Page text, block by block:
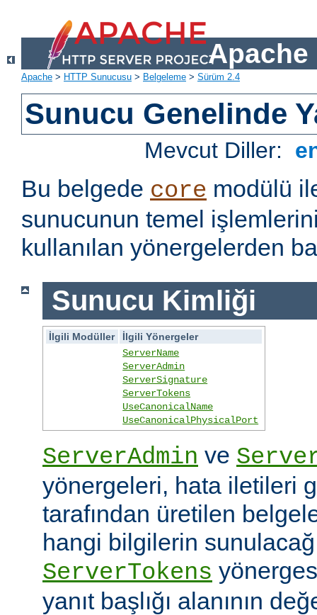
Apache
Apache > HTTP Sunucusu > Belgeleme > Sürüm 2.4
Sunucu Genelinde
Mevcut Diller:
Bu belgede core modülü
sunucunun temel
kullanılan yönergelerden
Sunucu Kimliği
İlgili Modüller
İlgili Yönergeler
ServerName
ServerAdmin
ServerSignature
ServerTokens
UseCanonicalName
UseCanonicalPhysicalPort
ServerAdmin ve
yönergeleri, hata iletileri
tarafından üretilen
hangi bilgilerin
ServerTokens
yanıt başlığı alanının